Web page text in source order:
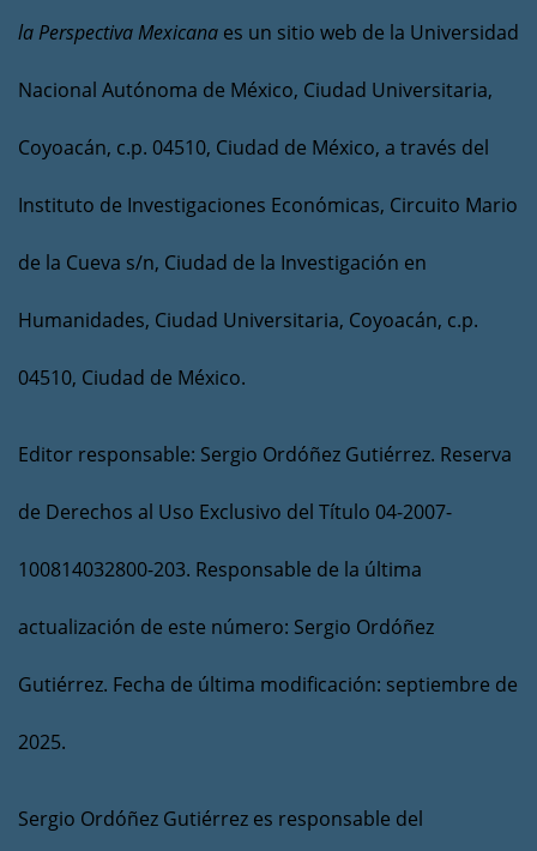
la Perspectiva Mexicana es un sitio web de la Universidad
Nacional Autónoma de México, Ciudad Universitaria,
Coyoacán, c.p. 04510, Ciudad de México, a través del
Instituto de Investigaciones Económicas, Circuito Mario
de la Cueva s/n, Ciudad de la Investigación en
Humanidades, Ciudad Universitaria, Coyoacán, c.p.
04510, Ciudad de México.
Editor responsable: Sergio Ordóñez Gutiérrez. Reserva
de Derechos al Uso Exclusivo del Título 04-2007-
100814032800-203. Responsable de la última
actualización de este número: Sergio Ordóñez
Gutiérrez. Fecha de última modificación: septiembre de
2025.
Sergio Ordóñez Gutiérrez es responsable del